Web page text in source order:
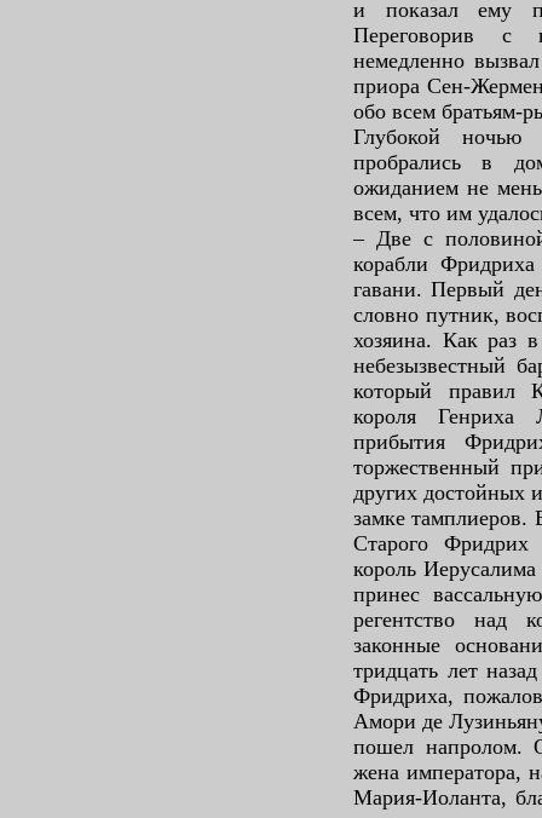
и показал ему
Переговорив с
немедленно
приора Сен-
обо всем братьям-
Глубокой
пробрались в
ожиданием не
всем, что им
– Две с
корабли
гавани. Первый
словно путник,
хозяина. Как раз
небезызвестный
который правил
короля Генриха
прибытия
торжественный
других достойных
замке тамплиеров.
Старого
король
принес
регентство над
законные
тридцать лет
Фридриха,
Амори де
пошел напролом.
жена императора,
Мария-Иоланта,